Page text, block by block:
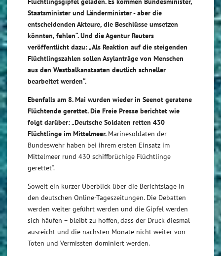
Staatsminister und Länderminister - aber die
entscheidenden Akteure, die Beschlüsse umsetzen
könnten, fehlen“.Und dieAgentur Reuters
veröffentlicht dazu:„Als Reaktion auf die steigenden
Flüchtlingszahlen sollen Asylanträge von Menschen
aus den Westbalkanstaaten deutlich schneller
bearbeitet werden“.
Ebenfalls am 8. Mai wurden wieder in Seenot geratene
Flüchtende gerettet. Die Freie Presse berichtet wie
folgt darüber:„Deutsche Soldaten retten 430
Flüchtlinge im Mittelmeer. Marinesoldaten der
Bundeswehr haben bei ihrem ersten Einsatz im
Mittelmeer rund 430 schiffbrüchige Flüchtlinge
gerettet“.
Soweit ein kurzer Überblick über die Berichtslage in
den deutschen Online-Tageszeitungen. Die Debatten
werden weiter geführt werden und die Gipfel werden
sich häufen – bleibt zu hoffen, dass der Druck diesmal
ausreicht und die nächsten Monate nicht weiter von
Toten und Vermissten dominiert werden.